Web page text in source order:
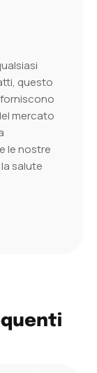
questo
mercato
le nostre
salute